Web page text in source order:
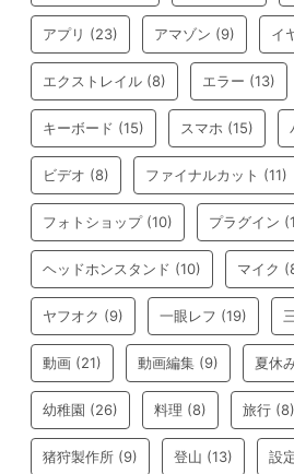
アプリ (23) アマゾン (9) イ
エクストレイル (8) エラー (13)
キーボード (15) スマホ (15)
ビデオ (8) ファイナルカット (11)
フォトショップ(10) プラグイン
ヘッドホンスタンド (10) マイク
ヤフオク (9) 一眼レフ (19)
動画 (21) 動画編集 (9) 夏休
幼稚園 (26) 料理 (8) 旅行 (8)
猪狩製作所 (9) 登山 (13) 設